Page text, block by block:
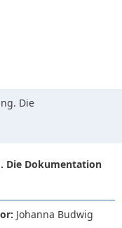
Die
Die Dokumentation
Johanna Budwig